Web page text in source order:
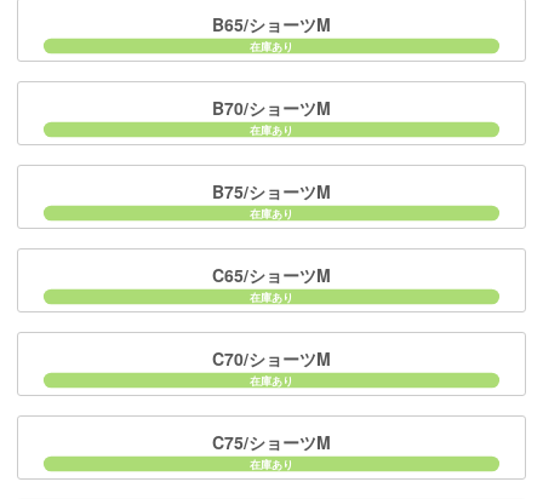
B65/ショーツM
B70/ショーツM
B75/ショーツM
C65/ショーツM
C70/ショーツM
C75/ショーツM